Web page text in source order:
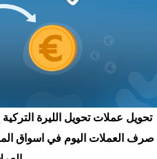
تحويل عملات تحويل الليرة
صرف العملات اليوم في اسواق